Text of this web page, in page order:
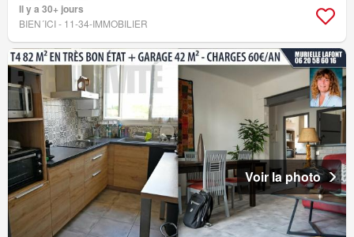
Il y a 30+ jours
BIEN´ICI - 11-34-IMMOBILIER
Voir la photo